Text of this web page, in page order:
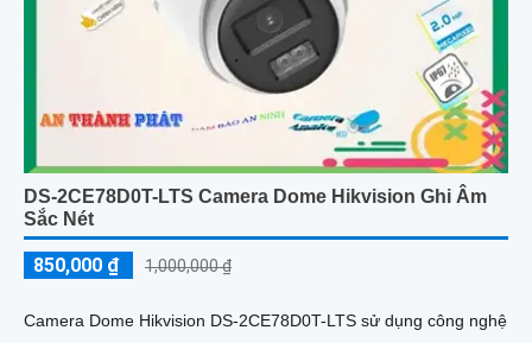
DS-2CE78D0T-LTS Camera Dome Hikvision Ghi Âm
Sắc Nét
850,000 ₫ 1,000,000 ₫
Camera Dome Hikvision DS-2CE78D0T-LTS sử dụng công nghệ